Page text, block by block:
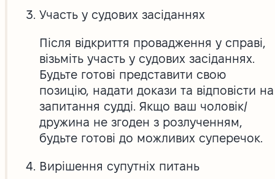
Участь у судових засіданнях
Після відкриття провадження у справі,
візьміть участь у судових засіданнях.
Будьте готові представити свою
позицію, надати докази та відповісти на
запитання судді. Якщо ваш чоловік/
дружина не згоден з розлученням,
будьте готові до можливих суперечок.
Вирішення супутніх питань